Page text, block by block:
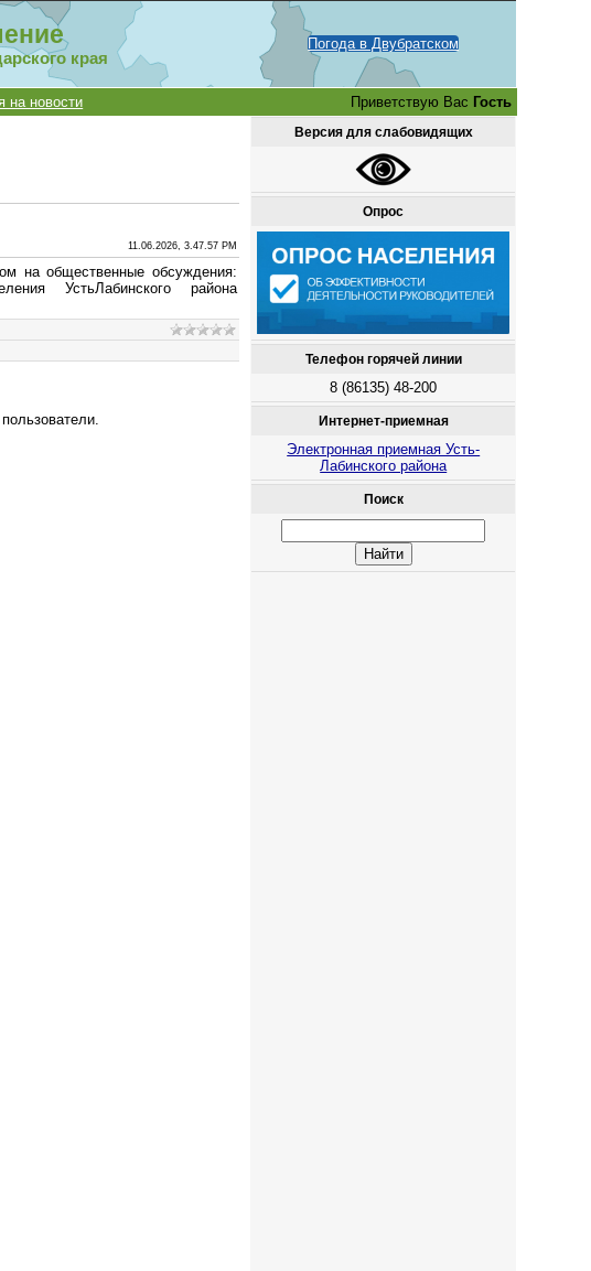
края
Погода в Двубратском
на новости Приветствую Вас Гость
11.06.2026, 3.47.57 PM
на общественные обсуждения:
УстьЛабинского района
Версия для слабовидящих
Опрос
Телефон горячей линии
8 (86135) 48-200
Интернет-приемная
Электронная приемная Усть-
Лабинского района
Поиск